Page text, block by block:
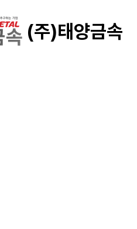
(주)태양금속